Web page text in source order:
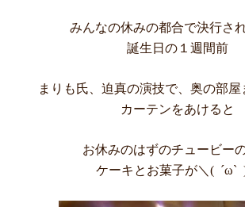
みんなの休みの都合で決行さ
誕生日の１週間前
まりも氏、迫真の演技で、奥の部
カーテンをあけると
お休みのはずのチュービー
ケーキとお菓子が＼( ´ω`